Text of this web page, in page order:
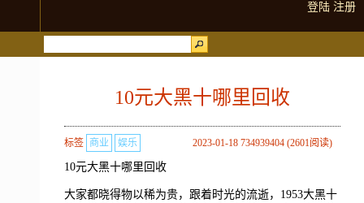
登陆 注册
10元大黑十哪里回收
2023-01-18 734939404 (2601阅读)
标签 商业 娱乐
10元大黑十哪里回收
大家都晓得物以稀为贵，跟着时光的流逝，1953大黑十